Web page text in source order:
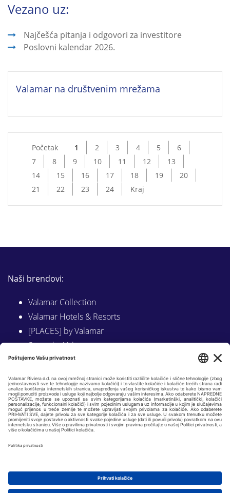
Vezano uz:
Najčešća pitanja i odgovori za investitore
Poslovni kalendar 2026.
Valamar na društvenim mrežama
Početak 1 2 3 4 5
6
7
8 9 10 11 12
13
14
15 16 17 18 19
20
21
22 23 24 Kraj
Naši brendovi:
Valamar Collection
Valamar Hotels & Resorts
[PLACES] by Valamar
Sunny by Valamar
Valamar Camping
Istraži na Valamar.com
Slijedite nas na: